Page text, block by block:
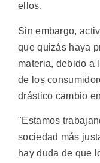
ellos.
Sin embargo,
que quizás haya
materia, debido a
de los
drástico cambio
"Estamos
sociedad más
hay duda de que